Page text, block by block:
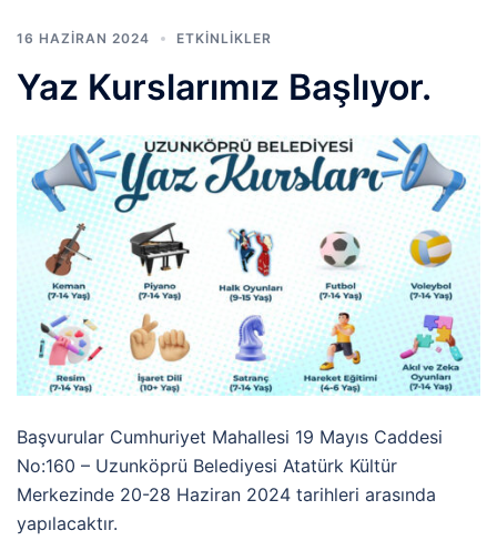
16 HAZIRAN 2024 ETKINLIKLER
Yaz Kurslarımız Başlıyor.
Başvurular Cumhuriyet Mahallesi 19 Mayıs Caddesi
No:160 – Uzunköprü Belediyesi Atatürk Kültür
Merkezinde 20-28 Haziran 2024 tarihleri arasında
yapılacaktır.